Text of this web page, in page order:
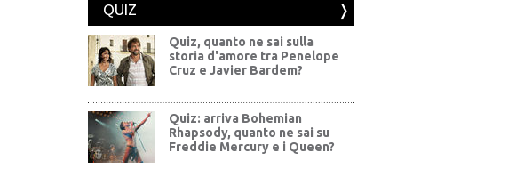
QUIZ
Quiz, quanto ne sai sulla
storia d'amore tra Penelope
Cruz e Javier Bardem?
Quiz: arriva Bohemian
Rhapsody, quanto ne sai su
Freddie Mercury e i Queen?